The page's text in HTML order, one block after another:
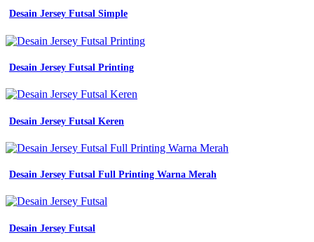
Desain Jersey Futsal Simple
Desain Jersey Futsal Printing
Desain Jersey Futsal Keren
Desain Jersey Futsal Full Printing Warna Merah
Desain Jersey Futsal